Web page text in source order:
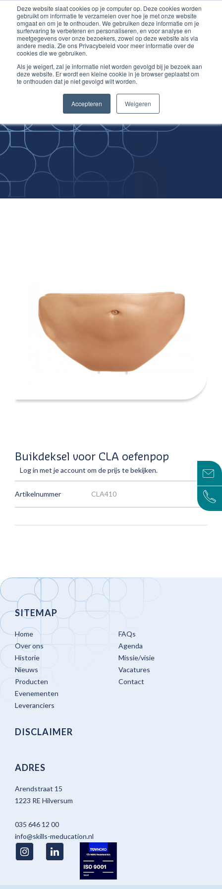
Deze website slaat cookies op je computer op. Deze cookies worden
gebruikt om informatie te verzamelen over hoe je met onze website
omgaat en om je te onthouden. We gebruiken deze informatie om je
surfervaring te verbeteren en personaliseren, en voor analyse en
meetgegevens over onze bezoekers, zowel op deze website als via
andere media. Zie ons Privacybeleid voor meer informatie over de
cookies die we gebruiken.
Als je weigert, zal je informatie niet worden gevolgd bij je bezoek aan
deze website. Er wordt een kleine cookie in je browser geplaatst om
te onthouden dat je niet gevolgd wilt worden.
Accepteren Weigeren
Inloggen account
Ga
naar
de
inhoud
Improving
Medical Skills
Buikdeksel voor CLA oefenpop
Log in met je account om de prijs te bekijken.
Artikelnummer CLA410
SITEMAP
Home
Over ons
Historie
Nieuws
Producten
Evenementen
Leveranciers
FAQs
Agenda
Missie/visie
Vacatures
Contact
DISCLAIMER
ADRES
Arendstraat 15
1223 RE Hilversum
035 646 12 00
info@skills-meducation.nl